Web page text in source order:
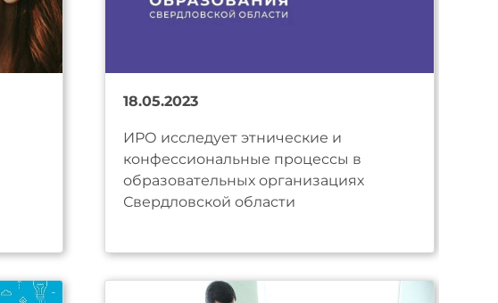
18.05.2023
ИРО исследует этнические и
конфессиональные процессы в
образовательных организациях
Свердловской области